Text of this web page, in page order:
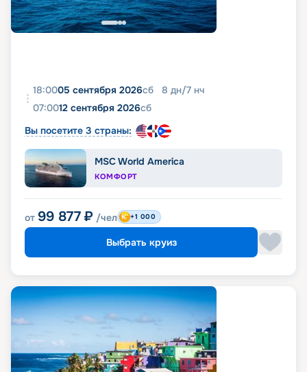
18:0005 сентября 2026сб 8 дн/7 нч
07:0012 сентября 2026сб
Вы посетите 3 страны:
MSC World America
КОМФОРТ
от 99 877 ₽ /чел +1 000
Выбрать круиз